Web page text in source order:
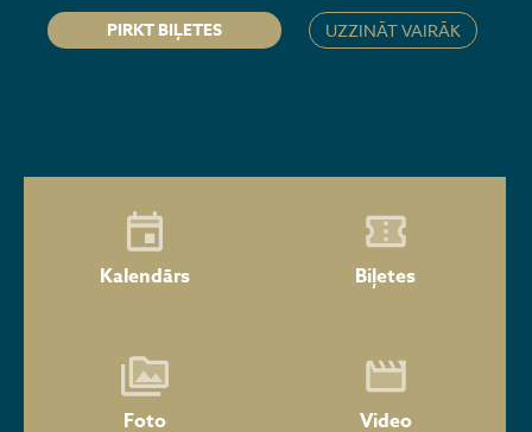
PIRKT BIĻETES UZZINĀT VAIRĀK
Kalendārs Biļetes
Foto Video